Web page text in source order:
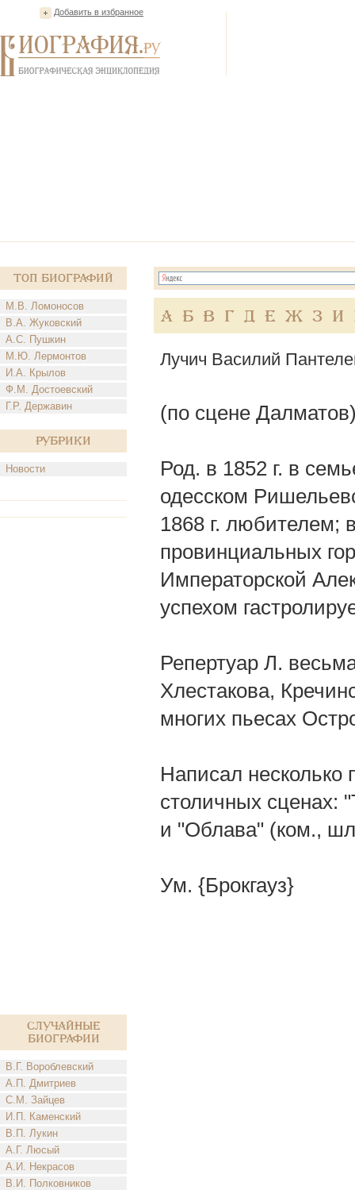
Добавить в избранное
Топ Биографий
М.В. Ломоносов
В.А. Жуковский
А.С. Пушкин
М.Ю. Лермонтов
И.А. Крылов
Ф.М. Достоевский
Г.Р. Державин
Рубрики
Новости
Случайные
биографии
В.Г. Вороблевский
А.П. Дмитриев
С.М. Зайцев
И.П. Каменский
В.П. Лукин
А.Г. Люсый
А.И. Некрасов
В.И. Полковников
А Б В Г Д Е Ж З И
Лучич Василий
(по сцене
Род. в 1852 г. в
одесском
1868 г. любителем;
провинциальных
Императорской
успехом
Репертуар Л.
Хлестакова,
многих пьесах
Написал несколько
столичных сценах:
и "Облава" (ком.,
Ум. {Брокгауз}